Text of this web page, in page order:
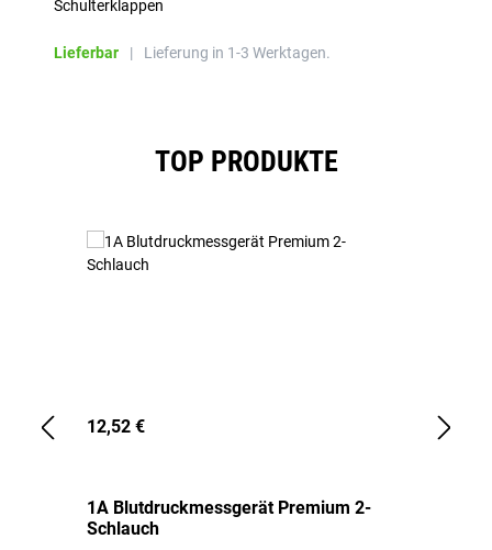
Schulterklappen
Lieferbar | Lieferung in 1-3 Werktagen.
TOP PRODUKTE
12,52 €
1A Blutdruckmessgerät Premium 2-
Schlauch